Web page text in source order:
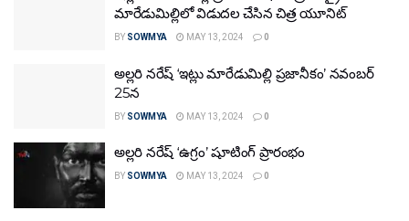
మారేడుమిల్లిలో విడుదల చేసిన చిత్ర యూనిట్
BY SOWMYA MAY 13, 2024 0
అల్లరి నరేష్ ‘ఇట్లు మారేడుమిల్లి ప్రజానీకం’ నవంబర్
25న
BY SOWMYA MAY 13, 2024 0
అల్లరి నరేష్ ‘ఉగ్రం’ షూటింగ్ ప్రారంభం
BY SOWMYA MAY 13, 2024 0